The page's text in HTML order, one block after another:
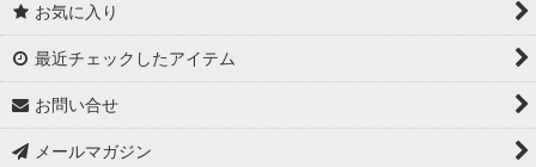
お気に入り
最近チェックしたアイテム
お問い合せ
メールマガジン